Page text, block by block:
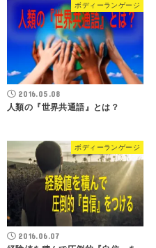
ボディーランゲージ
2016.05.08
人類の『世界共通語』とは？
ボディーランゲージ
2016.06.07